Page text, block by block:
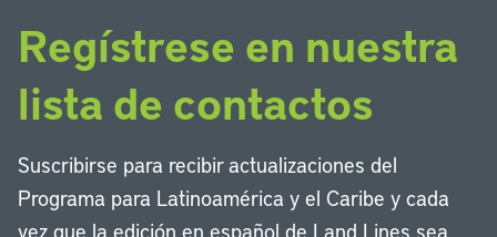
Regístrese en nuestra
lista de contactos
Suscribirse para recibir actualizaciones del
Programa para Latinoamérica y el Caribe y cada
vez que la edición en español de Land Lines sea